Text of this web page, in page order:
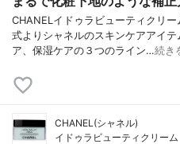
CHANELイドゥラビューティクリ
式よりシャネルのスキンケアアイ
ア、保湿ケアの３つのライン…続き
CHANEL(シャネル)
イドゥラビューティクリーム